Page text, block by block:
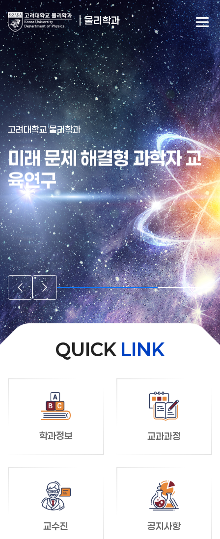
물리학과
고려대학교 물리학과
미래 문제 해결형 과학자 교
육연구
QUICK LINK
학과정보 교과과정
교수진 공지사항